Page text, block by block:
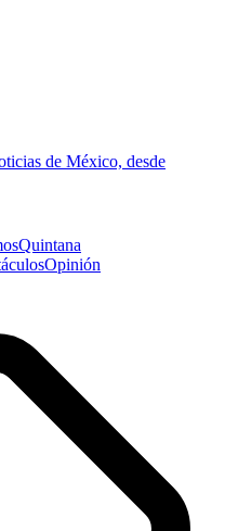
de México, desde
Quintana
Opinión